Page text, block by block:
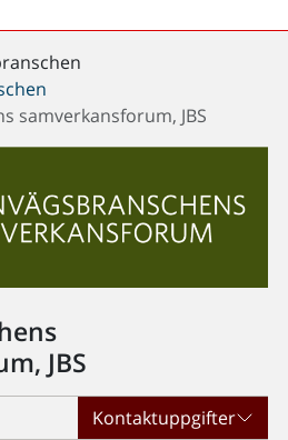
samverkansforum, JBS
JBS
Kontaktuppgifter